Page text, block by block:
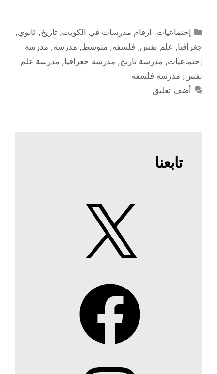
التصنيفات
إجتماعيات, ارقام مدرسات في الكويت,تاريخ,ثانوي,
جغرافيا, علم نفس, فلسفة, متوسط, مدرسة, مدرسة
إجتماعيات, مدرسة تاريخ, مدرسة جغرافيا, مدرسة علم
نفس, مدرسة فلسفة
أضف تعليق
تابعنا
Facebook
Instagram